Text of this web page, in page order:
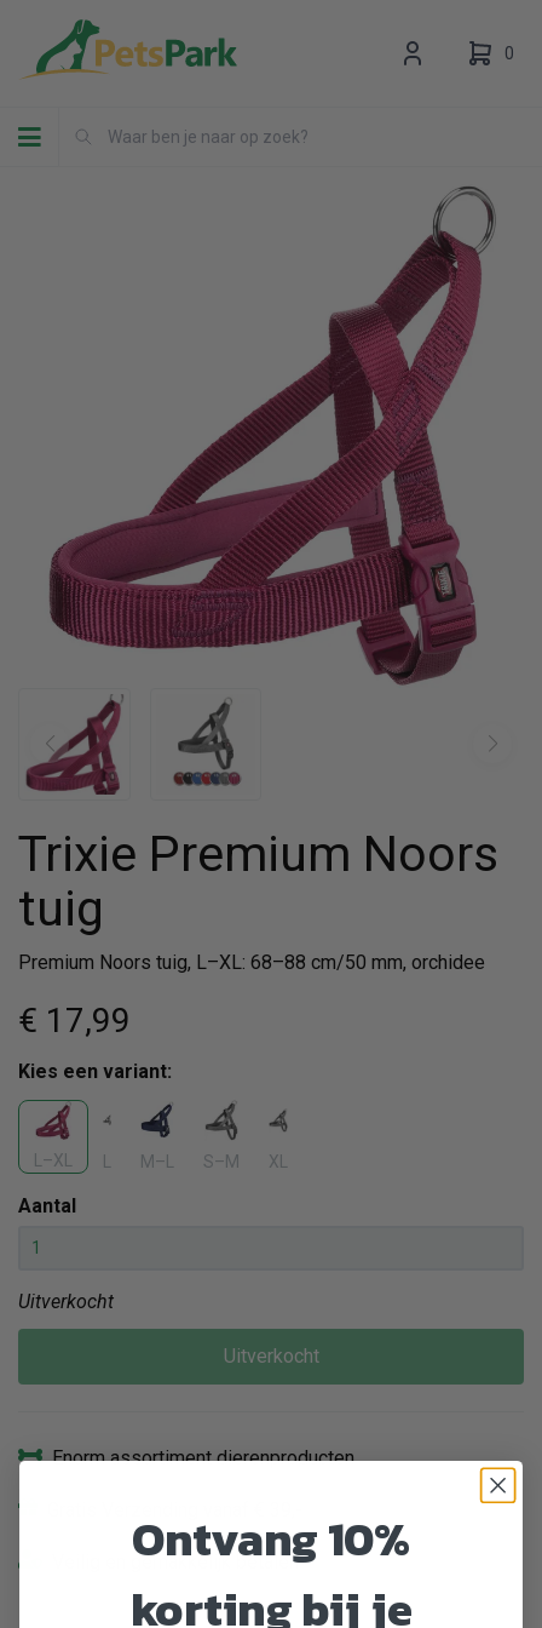
Toggle navigation
0
Uw winkelwagen is leeg.
Vul hem met producten.
Trixie Premium Noors
tuig
Premium Noors tuig, L–XL: 68–88 cm/50 mm, orchidee
€ 17,99
Kies een variant:
L–XL L M–L S–M XL
Aantal
Uitverkocht
Uitverkocht
Enorm assortiment dierenproducten
Veilig en gemakkelijk betalen
Ontvang 10%
korting bij je